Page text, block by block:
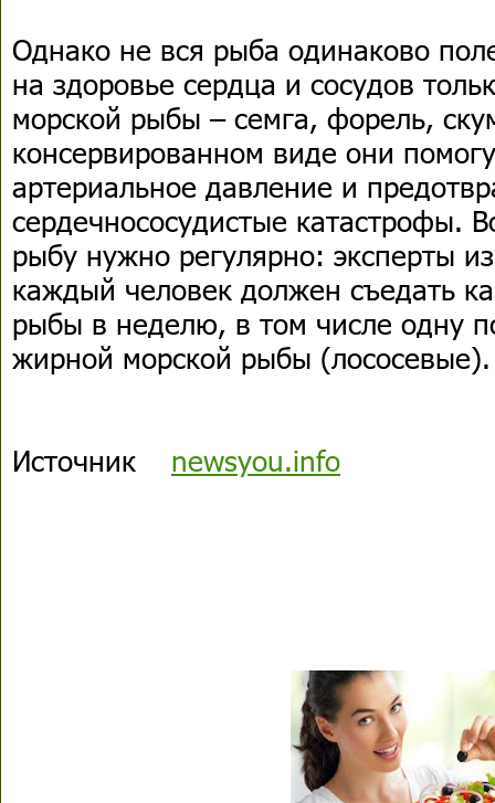
Однако не вся рыба одинаково
на здоровье сердца и сосудов
морской рыбы – семга, форель,
консервированном виде они
артериальное давление и
сердечнососудистые катастрофы.
рыбу нужно регулярно: эксперты
каждый человек должен съедать
рыбы в неделю, в том числе одну
жирной морской рыбы (лососевые).
Источник newsyou.info